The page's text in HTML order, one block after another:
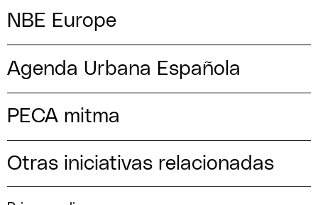
NBE Europe
Agenda Urbana Española
PECA mitma
Otras iniciativas relacionadas